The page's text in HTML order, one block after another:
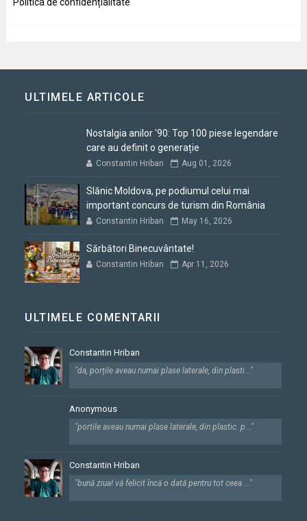
ULTIMELE ARTICOLE
Nostalgia anilor '90: Top 100 piese legendare
care au definit o generație
Constantin Hriban Aug 01, 2026
Slănic Moldova, pe podiumul celui mai
important concurs de turism din România
Constantin Hriban May 16, 2026
Sărbători Binecuvântate!
Constantin Hriban Apr 11, 2026
ULTIMELE COMENTARII
Constantin Hriban
"da, porțile aveau numai plase laterale, din plasti..."
Anonymous
"portile aveau numai plase laterale, din plastic. p..."
Constantin Hriban
"bună ziua! vă felicit încă o dată pentru tot ceea ..."